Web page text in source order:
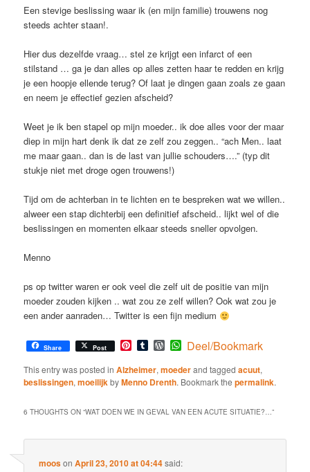
Een stevige beslissing waar ik (en mijn familie) trouwens nog
steeds achter staan!.
Hier dus dezelfde vraag… stel ze krijgt een infarct of een
stilstand … ga je dan alles op alles zetten haar te redden en krijg
je een hoopje ellende terug? Of laat je dingen gaan zoals ze gaan
en neem je effectief gezien afscheid?
Weet je ik ben stapel op mijn moeder.. ik doe alles voor der maar
diep in mijn hart denk ik dat ze zelf zou zeggen.. “ach Men.. laat
me maar gaan.. dan is de last van jullie schouders….” (typ dit
stukje niet met droge ogen trouwens!)
Tijd om de achterban in te lichten en te bespreken wat we willen..
alweer een stap dichterbij een definitief afscheid.. lijkt wel of die
beslissingen en momenten elkaar steeds sneller opvolgen.
Menno
ps op twitter waren er ook veel die zelf uit de positie van mijn
moeder zouden kijken .. wat zou ze zelf willen? Ook wat zou je
een ander aanraden… Twitter is een fijn medium
Share Post Pinterest
TumblrWordPress
WhatsApp
Deel/Bookmark
This entry was posted inAlzheimer,moederand taggedacuut,
beslissingen,moeilijkbyMenno Drenth. Bookmark thepermalink.
6 THOUGHTS ON “WAT DOEN WE IN GEVAL VAN EEN ACUTE SITUATIE?…”
moosonApril 23, 2010 at 04:44said: